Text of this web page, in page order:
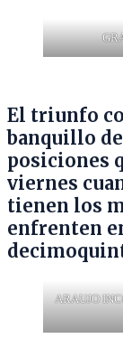
El triunfo
banquillo
posiciones
viernes
tienen los
enfrenten
ARAUJO